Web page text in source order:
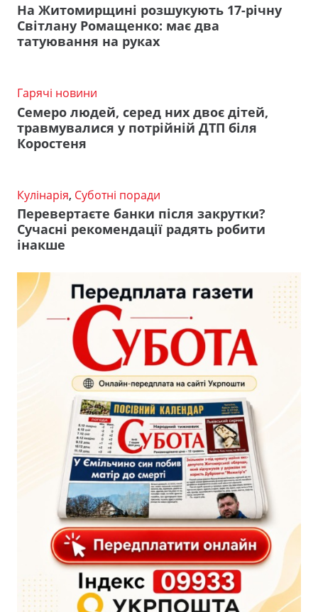
На Житомирщині розшукують 17-річну
Світлану Ромащенко: має два
татуювання на руках
Гарячі новини
Семеро людей, серед них двоє дітей,
травмувалися у потрійній ДТП біля
Коростеня
Кулінарія, Суботні поради
Перевертаєте банки після закрутки?
Сучасні рекомендації радять робити
інакше